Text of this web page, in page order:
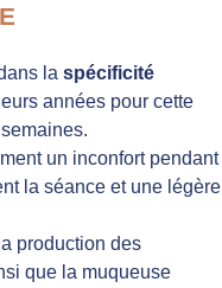
la spécificité
années pour cette
un inconfort pendant
la séance et une légère
production des
que la muqueuse